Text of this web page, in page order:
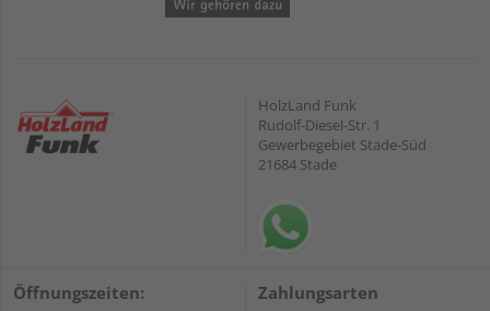
HolzLand Funk
Rudolf-Diesel-Str. 1
Gewerbegebiet Stade-Süd
21684 Stade
Öffnungszeiten: Zahlungsarten